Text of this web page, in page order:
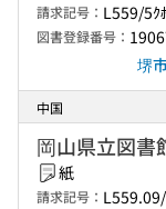
請求記号： L559/5ｸ
図書登録番号：
堺
中国
岡山県立図書
紙
請求記号：